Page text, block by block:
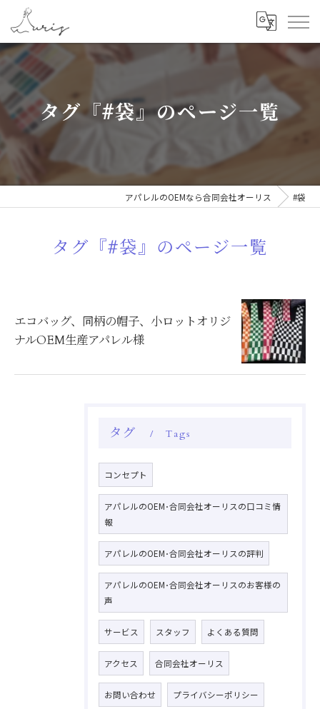
タグ『#袋』のページ一覧
アパレルのOEMなら合同会社オーリス #袋
タグ『#袋』のページ一覧
エコバッグ、同柄の帽子、小ロットオリジ
ナルOEM生産アパレル様
タグ Tags
コンセプト
アパレルのOEM･合同会社オーリスの口コミ情
報
アパレルのOEM･合同会社オーリスの評判
アパレルのOEM･合同会社オーリスのお客様の
声
サービス スタッフ よくある質問
アクセス 合同会社オーリス
お問い合わせ プライバシーポリシー